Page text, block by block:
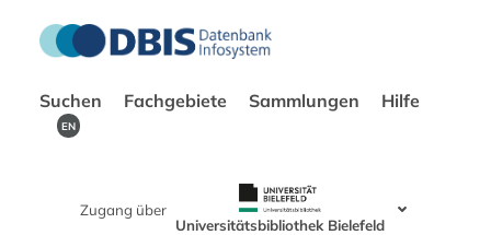
Suchen Fachgebiete Sammlungen Hilfe
EN
Zugang über
Universitätsbibliothek Bielefeld